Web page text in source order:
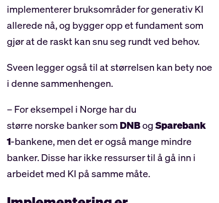
implementerer bruksområder for generativ KI
allerede nå, og bygger opp et fundament som
gjør at de raskt kan snu seg rundt ved behov.
Sveen legger også til at størrelsen kan bety noe
i denne sammenhengen.
– For eksempel i Norge har du
større norske banker som DNBogSparebank
1-bankene, men det er også mange mindre
banker. Disse har ikke ressurser til å gå inn i
arbeidet med KI på samme måte.